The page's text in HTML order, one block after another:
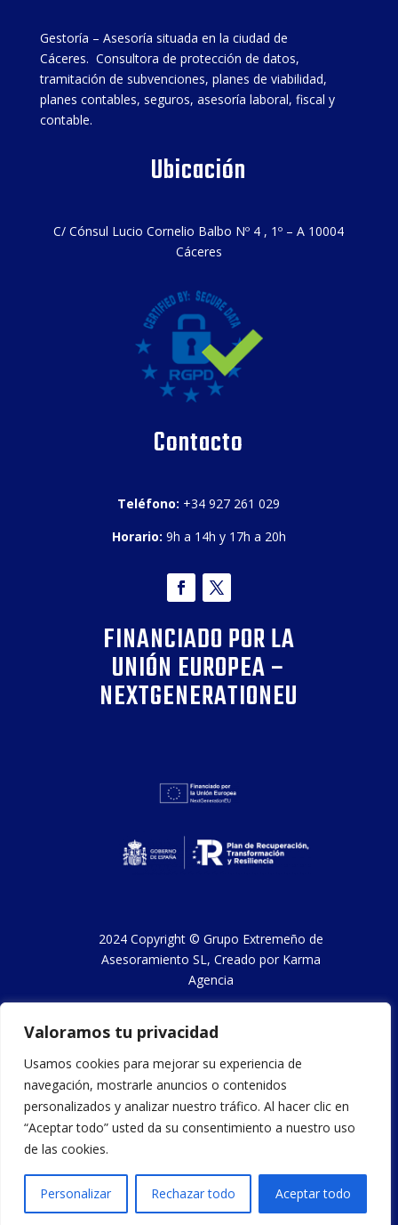
Valoramos tu privacidad
Usamos cookies para mejorar su experiencia de
navegación, mostrarle anuncios o contenidos
personalizados y analizar nuestro tráfico. Al hacer clic en
“Aceptar todo” usted da su consentimiento a nuestro uso
de las cookies.
Personalizar Rechazar todo Aceptar todo
Gestoría – Asesoría situada en la ciudad de
Cáceres. Consultora de protección de datos,
tramitación de subvenciones, planes de viabilidad,
planes contables, seguros, asesoría laboral, fiscal y
contable.
Ubicación
C/ Cónsul Lucio Cornelio Balbo Nº 4 , 1º – A 10004
Cáceres
Contacto
Teléfono: +34 927 261 029
Horario: 9h a 14h y 17h a 20h
FINANCIADO POR LA
UNIÓN EUROPEA –
NEXTGENERATIONEU
2024 Copyright © Grupo Extremeño de
Asesoramiento SL , Creado por Karma
Agencia
Política de privacidad
Declaración de accesibilidad
Contáctanos